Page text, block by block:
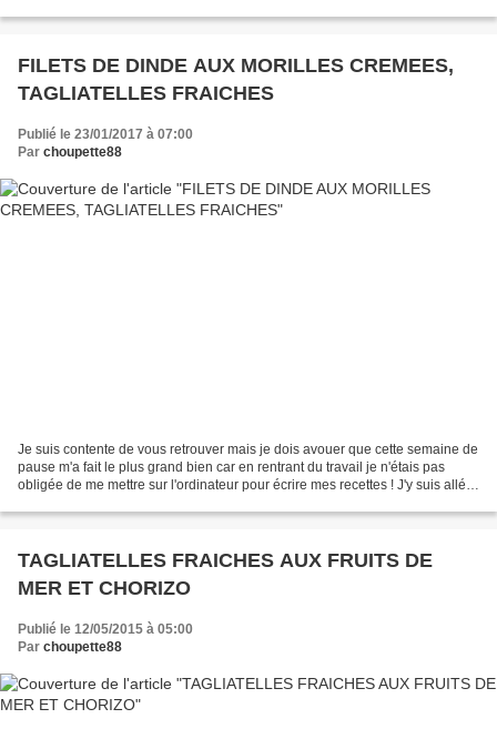
FILETS DE DINDE AUX MORILLES CREMEES,
TAGLIATELLES FRAICHES
Publié le 23/01/2017 à 07:00
Par choupette88
Je suis contente de vous retrouver mais je dois avouer que cette semaine de
pause m'a fait le plus grand bien car en rentrant du travail je n'étais pas
obligée de me mettre sur l'ordinateur pour écrire mes recettes ! J'y suis allée
TAGLIATELLES FRAICHES AUX FRUITS DE
MER ET CHORIZO
Publié le 12/05/2015 à 05:00
Par choupette88